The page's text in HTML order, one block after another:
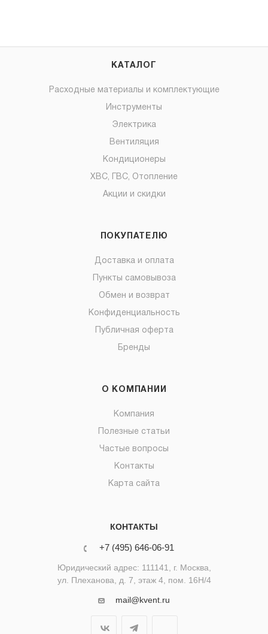
КАТАЛОГ
Расходные материалы и комплектующие
Инструменты
Электрика
Вентиляция
Кондиционеры
ХВС, ГВС, Отопление
Акции и скидки
ПОКУПАТЕЛЮ
Доставка и оплата
Пункты самовывоза
Обмен и возврат
Конфиденциальность
Публичная оферта
Бренды
О КОМПАНИИ
Компания
Полезные статьи
Частые вопросы
Контакты
Карта сайта
КОНТАКТЫ
+7 (495) 646-06-91
Юридический адрес: 111141, г. Москва,
ул. Плеханова, д. 7, этаж 4, пом. 16Н/4
mail@kvent.ru